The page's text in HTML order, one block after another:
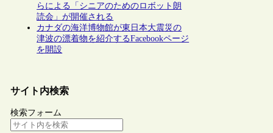
らによる「シニアのためのロボット朗
読会」が開催される
カナダの海洋博物館が東日本大震災の
津波の漂着物を紹介するFacebookページ
を開設
サイト内検索
検索フォーム